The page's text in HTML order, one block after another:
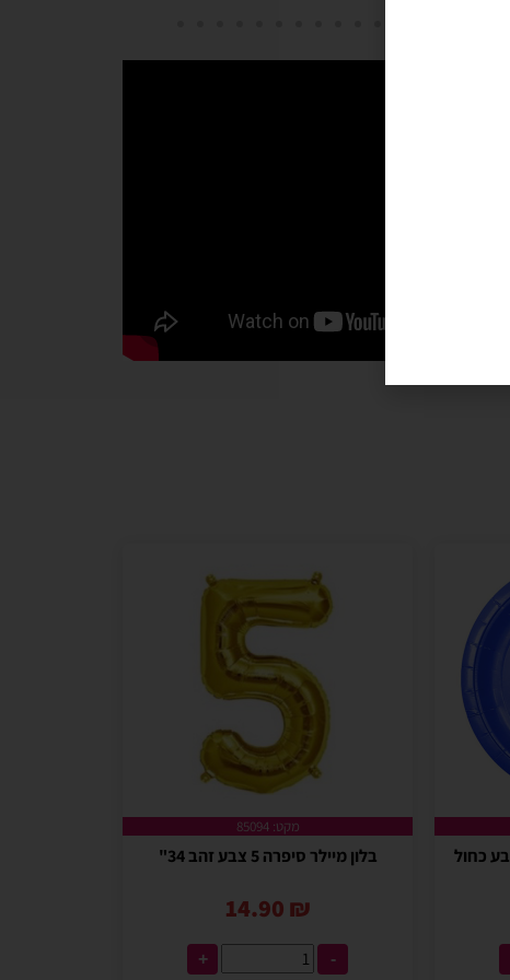
מקט: 85094
בלון מיילר סיפרה 5 צבע זהב 34"
14.90 ₪
-
+